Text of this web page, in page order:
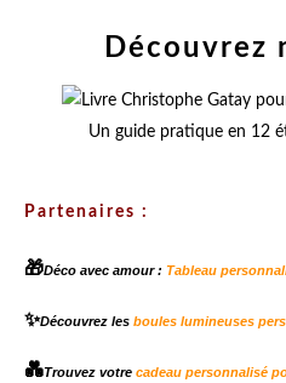
Découvrez
Un guide pratique en 12
Partenaires :
🎁Déco avec amour : Tableau
✨Découvrez les boules lumineuses
💑Trouvez votre cadeau personnalisé